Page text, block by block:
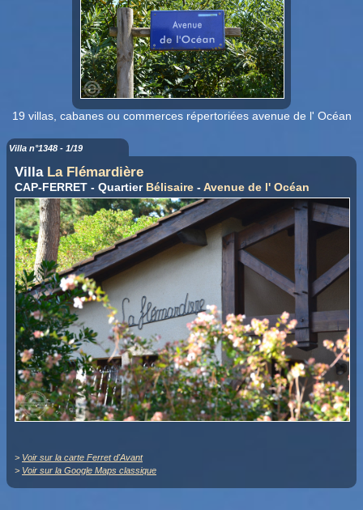
19 villas, cabanes ou commerces répertoriées avenue de l' Océan
Villa n°1348 - 1/19
Villa La Flémardière
CAP-FERRET - Quartier Bélisaire - Avenue de l' Océan
> Voir sur la carte Ferret d'Avant
> Voir sur la Google Maps classique